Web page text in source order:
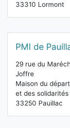
33310 Lormont
PMI de
29 rue du
Joffre
Maison du
et des solidarités
33250 Pauillac